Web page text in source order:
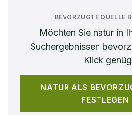
BEVORZUGTE QUELLE
Möchten Sie naturin
Suchergebnissen
Klick
NATUR ALS